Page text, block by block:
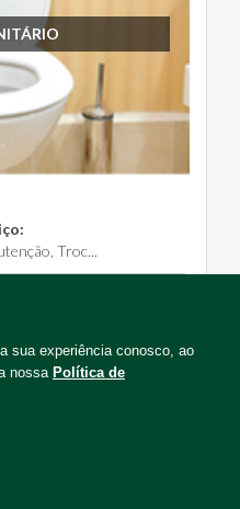
Troc...
de serviços!
sua experiência conosco, ao
nossa Política de